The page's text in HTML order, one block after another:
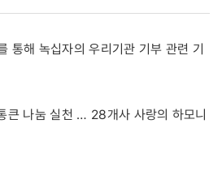
통해 녹십자의 우리기관 기부 관련 기
나눔 실천 … 28개사 사랑의 하모니